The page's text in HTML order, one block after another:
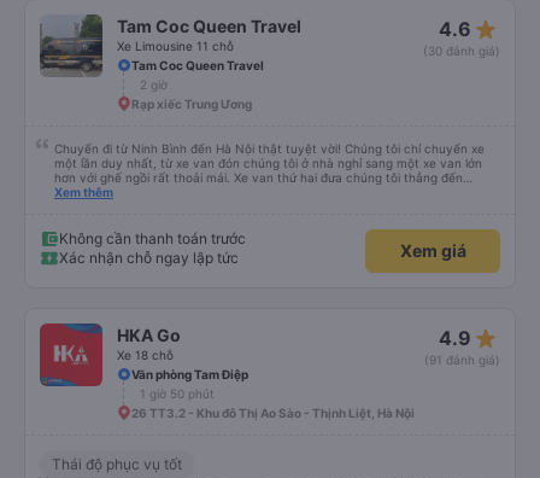
Tam Coc Queen Travel
Xe Limousine 11 chỗ
4.6 star_rate
(30 đánh giá)
Tam Coc Queen Travel
2 giờ
Rạp xiếc Trung Ương
Chuyến đi từ Ninh Bình đến Hà Nội thật tuyệt vời! Chúng tôi chỉ chuyển xe
một lần duy nhất, từ xe van đón chúng tôi ở nhà nghỉ sang một xe van lớn
hơn với ghế ngồi rất thoải mái. Xe van thứ hai đưa chúng tôi thẳng đến
khách sạn ở Hà Nội. Chúng tôi được đón lúc 11:20 và đến nơi trước 2 giờ
xe với họ lần nữa!
Xem thêm
Không cần thanh toán trước
Xác nhận chỗ ngay lập tức
Xem giá
HKA Go
Xe 18 chỗ
4.9 star_rate
(91 đánh giá)
Văn phòng Tam Điệp
1 giờ 50 phút
26 TT3.2 - Khu đô Thị Ao Sào - Thịnh Liệt, Hà Nội
Thái độ phục vụ tốt